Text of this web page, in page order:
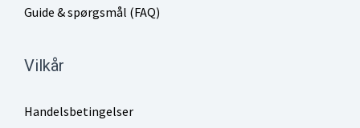
Guide & spørgsmål (FAQ)
Vilkår
Handelsbetingelser